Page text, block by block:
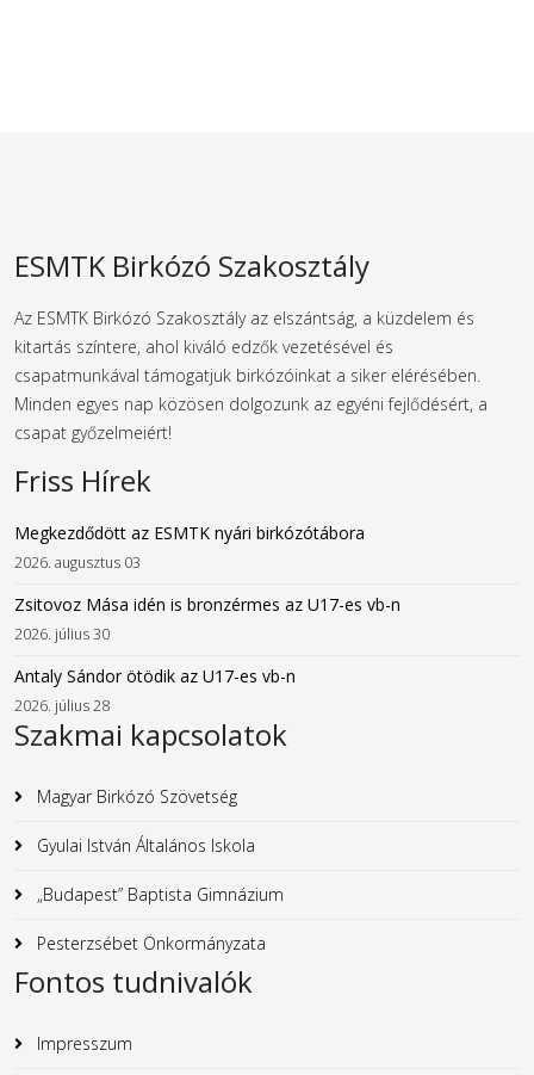
ESMTK Birkózó Szakosztály
Az ESMTK Birkózó Szakosztály az elszántság, a küzdelem és
kitartás színtere, ahol kiváló edzők vezetésével és
csapatmunkával támogatjuk birkózóinkat a siker elérésében.
Minden egyes nap közösen dolgozunk az egyéni fejlődésért, a
csapat győzelmeiért!
Friss Hírek
Megkezdődött az ESMTK nyári birkózótábora
2026. augusztus 03
Zsitovoz Mása idén is bronzérmes az U17-es vb-n
2026. július 30
Antaly Sándor ötödik az U17-es vb-n
2026. július 28
Szakmai kapcsolatok
Magyar Birkózó Szövetség
Gyulai István Általános Iskola
„Budapest” Baptista Gimnázium
Pesterzsébet Önkormányzata
Fontos tudnivalók
Impresszum